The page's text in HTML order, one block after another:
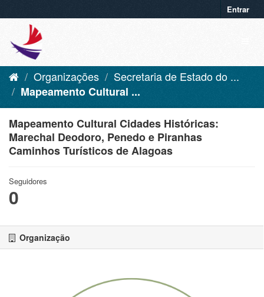
Entrar
Organizações
Secretaria de Estado do ...
Mapeamento Cultural ...
Mapeamento Cultural Cidades Históricas:
Marechal Deodoro, Penedo e Piranhas
Caminhos Turísticos de Alagoas
Seguidores
0
Organização